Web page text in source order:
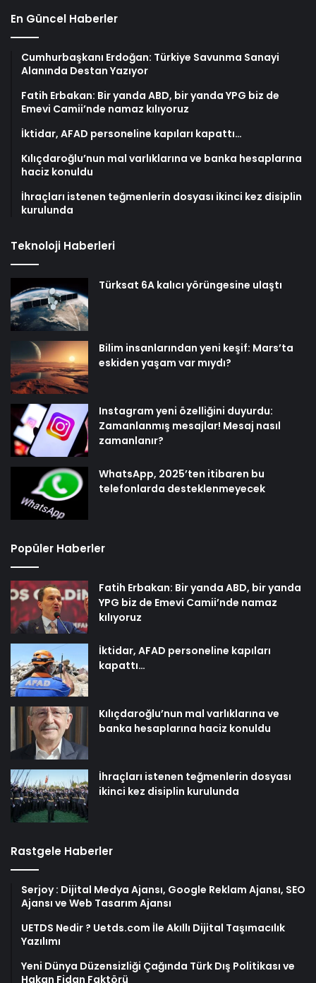
En Güncel Haberler
Cumhurbaşkanı Erdoğan: Türkiye Savunma Sanayi
Alanında Destan Yazıyor
Fatih Erbakan: Bir yanda ABD, bir yanda YPG biz de
Emevi Camii’nde namaz kılıyoruz
İktidar, AFAD personeline kapıları kapattı…
Kılıçdaroğlu’nun mal varlıklarına ve banka hesaplarına
haciz konuldu
İhraçları istenen teğmenlerin dosyası ikinci kez disiplin
kurulunda
Teknoloji Haberleri
Türksat 6A kalıcı yörüngesine ulaştı
Bilim insanlarından yeni keşif: Mars’ta
eskiden yaşam var mıydı?
Instagram yeni özelliğini duyurdu:
Zamanlanmış mesajlar! Mesaj nasıl
zamanlanır?
WhatsApp, 2025’ten itibaren bu
telefonlarda desteklenmeyecek
Popüler Haberler
Fatih Erbakan: Bir yanda ABD, bir yanda
YPG biz de Emevi Camii’nde namaz
kılıyoruz
İktidar, AFAD personeline kapıları
kapattı…
Kılıçdaroğlu’nun mal varlıklarına ve
banka hesaplarına haciz konuldu
İhraçları istenen teğmenlerin dosyası
ikinci kez disiplin kurulunda
Rastgele Haberler
Serjoy : Dijital Medya Ajansı, Google Reklam Ajansı, SEO
Ajansı ve Web Tasarım Ajansı
UETDS Nedir ? Uetds.com İle Akıllı Dijital Taşımacılık
Yazılımı
Yeni Dünya Düzensizliği Çağında Türk Dış Politikası ve
Hakan Fidan Faktörü